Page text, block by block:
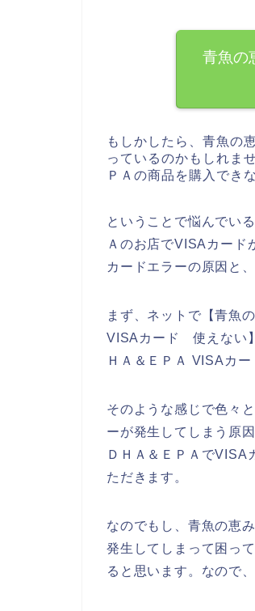
青魚の
もしかしたら、青魚の
っているのかもしれま
ＰＡの商品を購入でき
ということで悩んでい
Ａのお店でVISAカード
カードエラーの原因と
まず、ネットで【青魚
VISAカード 使えない
ＨＡ＆ＥＰＡ VISAカ
そのような感じで色々
ーが発生してしまう原
ＤＨＡ＆ＥＰＡでVISA
ただきます。
なのでもし、青魚の恵
発生してしまって困っ
ると思います。なので